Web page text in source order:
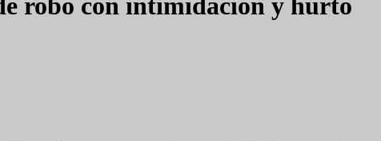
robo con intimidación y hurto